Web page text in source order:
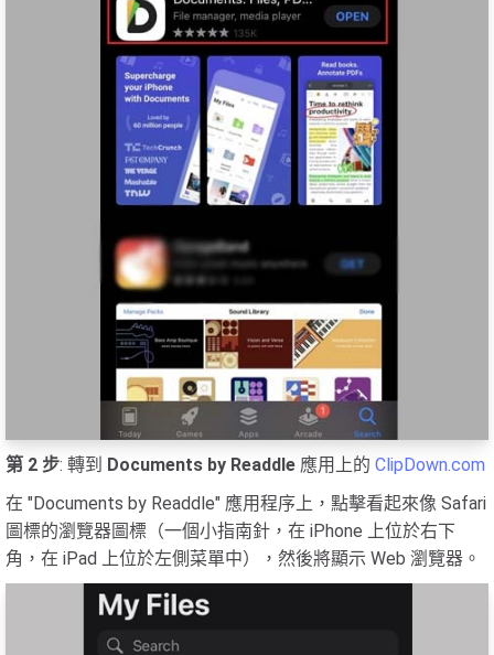
第 2 步: 轉到 Documents by Readdle 應用上的 ClipDown.com
在 "Documents by Readdle" 應用程序上，點擊看起來像 Safari
圖標的瀏覽器圖標（一個小指南針，在 iPhone 上位於右下
角，在 iPad 上位於左側菜單中），然後將顯示 Web 瀏覽器。